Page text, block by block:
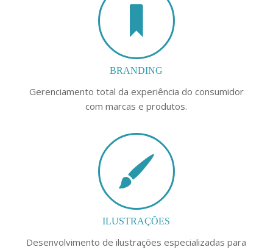
BRANDING
Gerenciamento total da experiência do consumidor
com marcas e produtos.
ILUSTRAÇÕES
Desenvolvimento de ilustrações especializadas para